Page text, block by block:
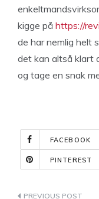
kigge på https://
de har nemlig helt
det kan altså klart
og tage en snak
FACEBOOK
PINTEREST